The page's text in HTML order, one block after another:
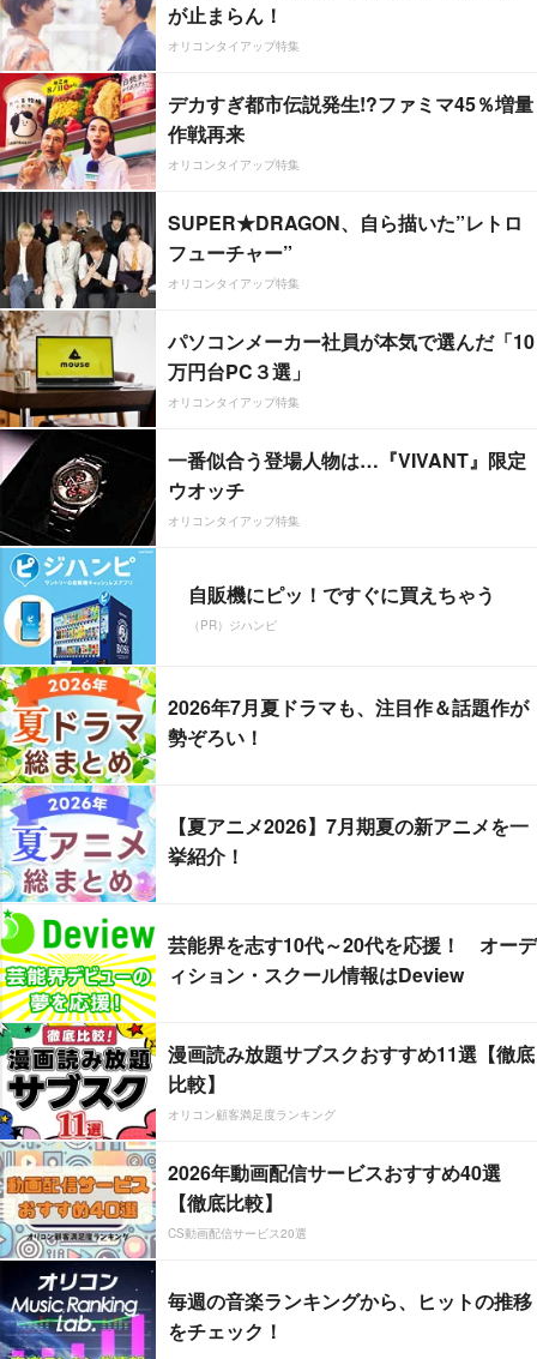
が止まらん！
オリコンタイアップ特集
デカすぎ都市伝説発生!?ファミマ45％増量
作戦再来
オリコンタイアップ特集
SUPER★DRAGON、自ら描いた”レトロ
フューチャー”
オリコンタイアップ特集
パソコンメーカー社員が本気で選んだ「10
万円台PC３選」
オリコンタイアップ特集
一番似合う登場人物は…『VIVANT』限定
ウオッチ
オリコンタイアップ特集
自販機にピッ！ですぐに買えちゃう
（PR）ジハンピ
2026年7月夏ドラマも、注目作＆話題作が
勢ぞろい！
【夏アニメ2026】7月期夏の新アニメを一
挙紹介！
芸能界を志す10代～20代を応援！ オーデ
ィション・スクール情報はDeview
漫画読み放題サブスクおすすめ11選【徹底
比較】
オリコン顧客満足度ランキング
2026年動画配信サービスおすすめ40選
【徹底比較】
CS動画配信サービス20選
毎週の音楽ランキングから、ヒットの推移
をチェック！